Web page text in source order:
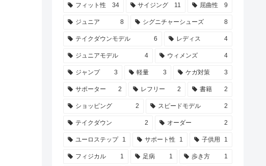
フィット性 34 サイジング 11 屈曲性 9
ジュニア 8 シグニチャーシューズ 8
テイクダウンモデル 6 レディス 4
ジュニアモデル 4 ウィメンズ 4
ジャンプ 3 軽量 3 ケガ対策 3
サポーター 2 レフリー 2 書籍 2
ショッピング 2 スピードモデル 2
テイクダウン 2 オーダー 2
ユーロステップ 1 サポート性 1 子供用 1
フィジカル 1 足病 1 歩き方 1